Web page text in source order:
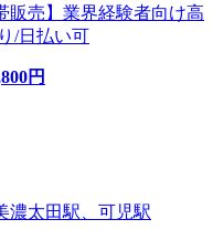
販売】業界経験者向け高
/日払い可
円
濃太田駅、可児駅